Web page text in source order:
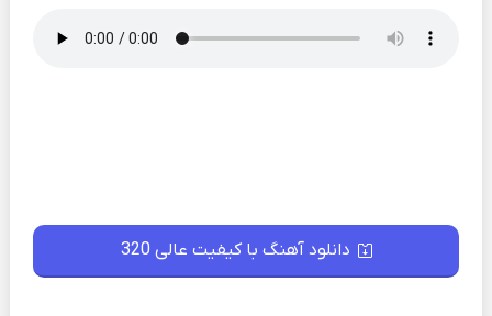
دانلود آهنگ با کیفیت عالی 320